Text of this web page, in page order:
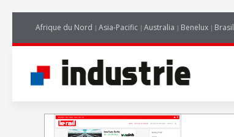
Afrique du Nord Asia-Pacific Australia Benelux Brasil